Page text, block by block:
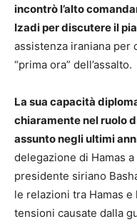
incontrò l’alto
Izadi per discutere il
assistenza iraniana
“prima ora” dell’assalto.
La sua capacità
chiaramente nel ruolo
assunto negli ultimi
delegazione di Hamas
presidente siriano
le relazioni tra Hamas
tensioni causate dalla